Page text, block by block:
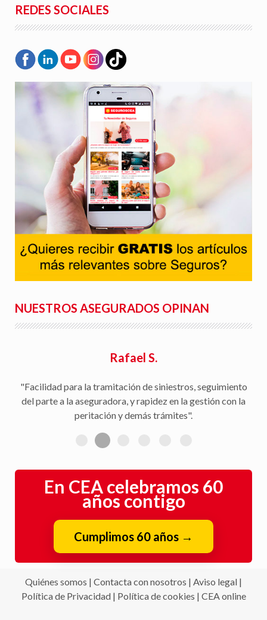
REDES SOCIALES
NUESTROS ASEGURADOS OPINAN
Rafael S.
"Facilidad para la tramitación de siniestros, seguimiento
del parte a la aseguradora, y rapidez en la gestión con la
peritación y demás trámites".
En CEA celebramos 60
años contigo
Cumplimos 60 años →
Quiénes somos | Contacta con nosotros | Aviso legal |
Política de Privacidad| Política de cookies | CEA online